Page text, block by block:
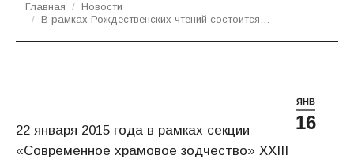
Вы здесь:
Главная
Новости
В рамках Рождественских чтений состоится…
ЯНВ
16
22 января 2015 года в рамках секции
«Современное храмовое зодчество» XXIII